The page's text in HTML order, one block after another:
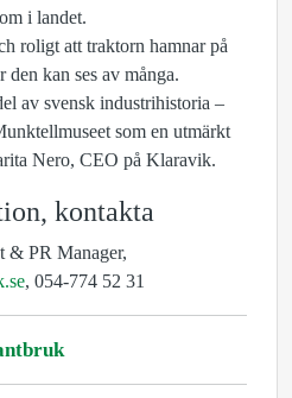
i landet.
roligt att traktorn hamnar på
den kan ses av många.
av svensk industrihistoria –
som en utmärkt
Nero, CEO på Klaravik.
kontakta
& PR Manager,
, 054-774 52 31